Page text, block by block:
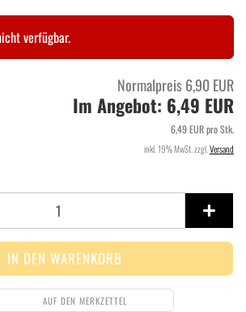
verfügbar.
Normalpreis 6,90 EUR
Im Angebot: 6,49 EUR
6,49 EUR pro Stk.
inkl. 19% MwSt. zzgl. Versand
AUF DEN MERKZETTEL